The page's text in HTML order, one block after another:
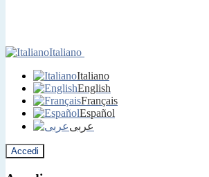
Italiano
Italiano
English
Français
Español
عربى
Accedi